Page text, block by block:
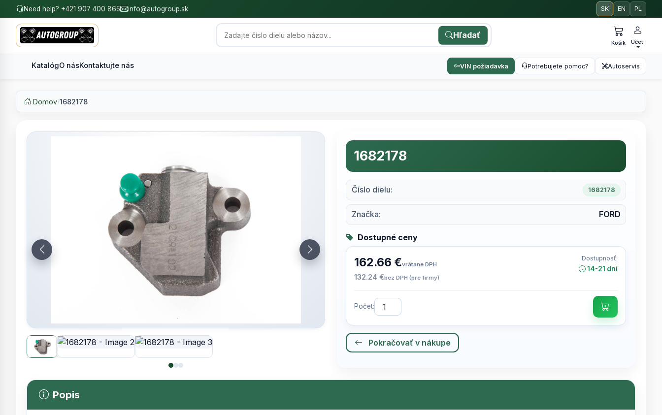
Need help? +421 907 400 865 info@autogroup.sk SK EN PL
Hľadať
Košík Účet
KatalógO násKontaktujte nás VIN požiadavka Potrebujete pomoc? Autoservis
Domov/1682178
1682178
Číslo dielu: 1682178
Značka: FORD
Dostupné ceny
162.66 €vrátane DPH
132.24 €bez DPH (pre firmy)
Dostupnosť:
14-21 dní
Počet:
Pokračovať v nákupe
Popis